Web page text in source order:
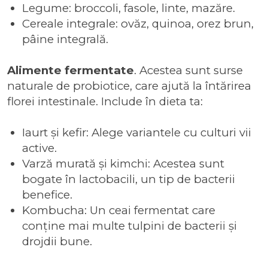
Legume: broccoli, fasole, linte, mazăre.
Cereale integrale: ovăz, quinoa, orez brun,
pâine integrală.
Alimente fermentate. Acestea sunt surse
naturale de probiotice, care ajută la întărirea
florei intestinale. Include în dieta ta:
Iaurt și kefir: Alege variantele cu culturi vii
active.
Varză murată și kimchi: Acestea sunt
bogate în lactobacili, un tip de bacterii
benefice.
Kombucha: Un ceai fermentat care
conține mai multe tulpini de bacterii și
drojdii bune.